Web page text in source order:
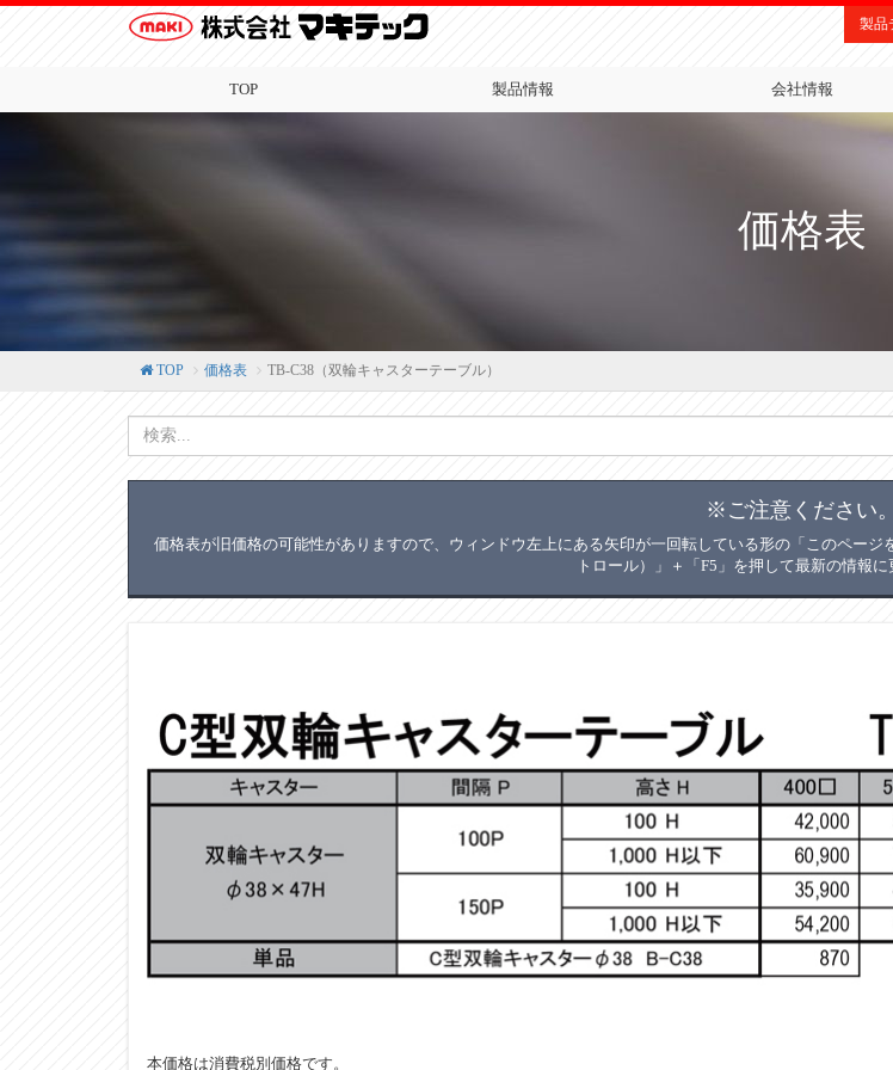
製品
TOP 製品情報 会社情報
価格表
TOP 価格表 TB-C38（双輪キャスターテーブル）
※ご注意ください。
価格表が旧価格の可能性がありますので、ウィンドウ左上にある矢印が一回転している形の「このペー
トロール）」＋「F5」を押して最新の情報に
本価格は消費税別価格です。